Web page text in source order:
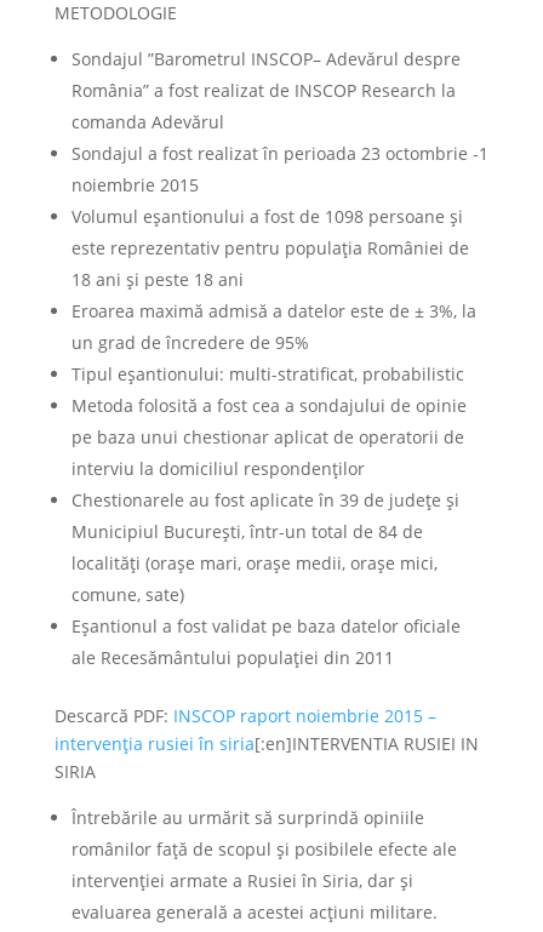
METODOLOGIE
Sondajul ”Barometrul INSCOP– Adevărul despre
România” a fost realizat de INSCOP Research la
comanda Adevărul
Sondajul a fost realizat în perioada 23 octombrie -1
noiembrie 2015
Volumul eșantionului a fost de 1098 persoane și
este reprezentativ pentru populația României de
18 ani și peste 18 ani
Eroarea maximă admisă a datelor este de ± 3%, la
un grad de încredere de 95%
Tipul eșantionului: multi-stratificat, probabilistic
Metoda folosită a fost cea a sondajului de opinie
pe baza unui chestionar aplicat de operatorii de
interviu la domiciliul respondenţilor
Chestionarele au fost aplicate în 39 de județe și
Municipiul București, într-un total de 84 de
localități (orașe mari, orașe medii, orașe mici,
comune, sate)
Eșantionul a fost validat pe baza datelor oficiale
ale Recesământului populației din 2011
Descarcă PDF: INSCOP raport noiembrie 2015 –
intervenția rusiei în siria[:en]INTERVENTIA RUSIEI IN
SIRIA
Întrebările au urmărit să surprindă opiniile
românilor față de scopul și posibilele efecte ale
intervenției armate a Rusiei în Siria, dar și
evaluarea generală a acestei acțiuni militare.